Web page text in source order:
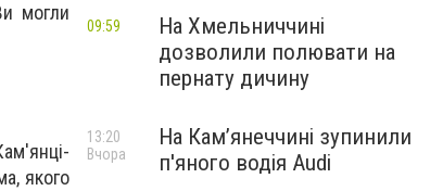
могли
якого
На Хмельниччині
дозволили полювати на
пернату дичину
09:59
На Камʼянеччині зупинили
п'яного водія Audi
13:20
Вчора